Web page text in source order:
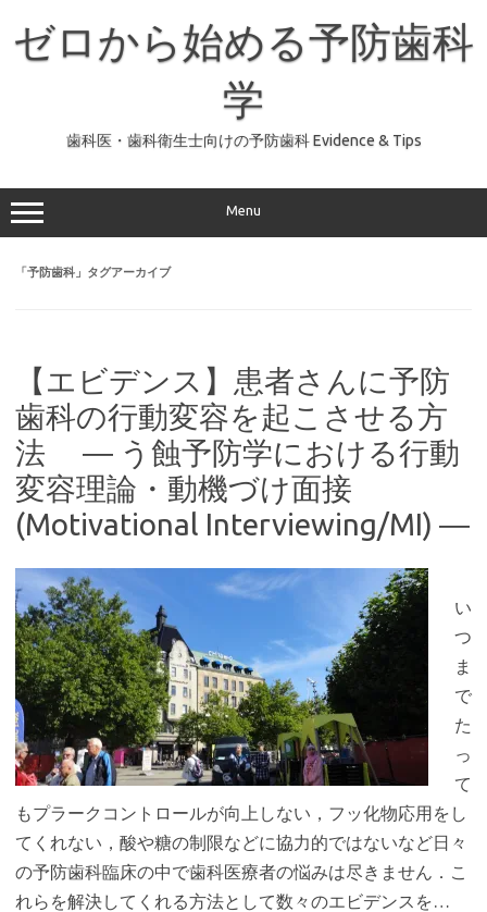
ゼロから始める予防歯科
学
歯科医・歯科衛生士向けの予防歯科 Evidence & Tips
Menu
「予防歯科 」タグアーカイブ
【エビデンス】患者さんに予防
歯科の行動変容を起こさせる方
法 ― う蝕予防学における行動
変容理論・動機づけ面接
(Motivational Interviewing/MI) ―
い
つ
ま
で
た
っ
て
もプラークコントロールが向上しない，フッ化物応用をし
てくれない，酸や糖の制限などに協力的ではないなど日々
の予防歯科臨床の中で歯科医療者の悩みは尽きません．こ
れらを解決してくれる方法として数々のエビデンスを…